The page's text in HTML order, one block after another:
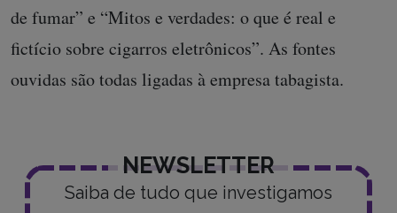
de fumar” e “Mitos e verdades: o que é real e
fictício sobre cigarros eletrônicos”. As fontes
ouvidas são todas ligadas à empresa tabagista.
NEWSLETTER
Saiba de tudo que investigamos